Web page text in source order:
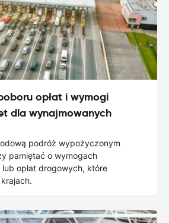
opłat i wymogi
dla wynajmowanych
podróż wypożyczonym
pamiętać o wymogach
opłat drogowych, które